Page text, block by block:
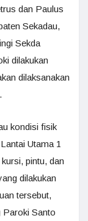
dan Paulus
Sekadau,
Sekda
dilakukan
dilaksanakan
kondisi fisik
Utama 1
pintu, dan
dilakukan
tersebut,
Paroki Santo